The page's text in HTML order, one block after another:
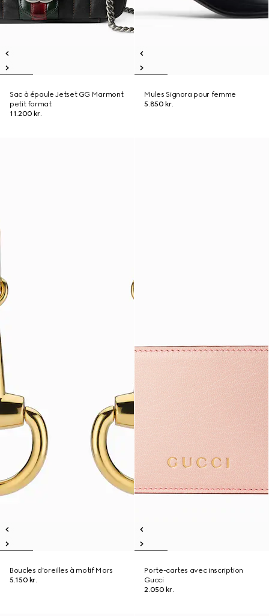
Sac à épaule Jetset GG Marmont
petit format
11.200 kr.
Mules Signora pour femme
5.850 kr.
Boucles d’oreilles à motif Mors
5.150 kr.
Porte-cartes avec inscription
Gucci
2.050 kr.